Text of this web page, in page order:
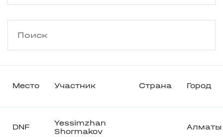
Место Участник Страна Город
DNF
Yessimzhan
Shormakov
Алматы